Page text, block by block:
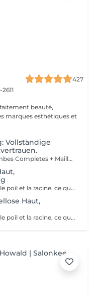
427
beauté,
Vollständige
L'epilation complete comprend: Jambes Completes + Maillot intégral + Aisselles + Sourcils + Duvet Épilation à la cire permet d'arracher le poil et la racine, ce qui a pour effet de ralentir la repousse de quelques semaines. De plus, le poil qui repoussera sera plus fin. L'épilation à la cire est une méthode efficace pour tous les types de poils. La cire tiède est utilisée sur la majorité des régions corporelles. Pour les régions plus sensibles, comme les aisselles et le bikini, c'est plutôt la cire chaude qui est utilisée afin de minimiser les risques d'ecchymoses dus à une traction trop forte.
Épilation à la cire permet d'arracher le poil et la racine, ce qui a pour effet de ralentir la repousse de quelques semaines. De plus, le poil qui repoussera sera plus fin. L'épilation à la cire est une méthode efficace pour tous les types de poils. La cire tiède est utilisée sur la majorité des régions corporelles. Pour les régions plus sensibles, comme les aisselles et le bikini, c'est plutôt la cire chaude qui est utilisée afin de minimiser les risques d'ecchymoses dus à une traction trop forte.
Haut,
Épilation à la cire permet d'arracher le poil et la racine, ce qui a pour effet de ralentir la repousse de quelques semaines. De plus, le poil qui repoussera sera plus fin. L'épilation à la cire est une méthode efficace pour tous les types de poils. La cire tiède est utilisée sur la majorité des régions corporelles. Pour les régions plus sensibles, comme les aisselles et le bikini, c'est plutôt la cire chaude qui est utilisée afin de minimiser les risques d'ecchymoses dus à une traction trop forte.